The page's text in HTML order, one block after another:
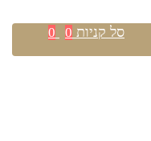
סל קניות 0
0